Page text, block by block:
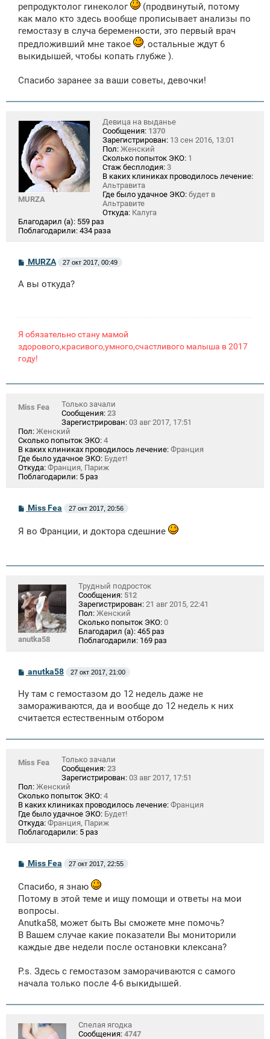
репродуктолог гинеколог
(продвинутый, потому
как мало кто здесь вообще прописывает анализы по
гемостазу в случа беременности, это первый врач
предложивший мне такое
, остальные ждут 6
выкидышей, чтобы копать глубже ).
Спасибо заранее за ваши советы, девочки!
MURZA
Девица на выданье
Сообщения: 1370
Зарегистрирован: 13 сен 2016, 13:01
Пол: Женский
Сколько попыток ЭКО: 1
Стаж бесплодия: 3
В каких клиниках проводилось лечение:
Альтравита
Где было удачное ЭКО: будет в
Альтравите
Откуда: Калуга
Благодарил (а): 559 раз
Поблагодарили: 434 раза
С
б
MURZA 27 окт 2017, 00:49
А вы откуда?
Я обязательно стану мамой
здорового,красивого,умного,счастливого малыша в 2017
году!
Miss Fea
Только зачали
Сообщения: 23
Зарегистрирован: 03 авг 2017, 17:51
Пол: Женский
Сколько попыток ЭКО: 4
В каких клиниках проводилось лечение: Франция
Где было удачное ЭКО: Будет!
Откуда: Франция, Париж
Поблагодарили: 5 раз
С
о
б
и
Miss Fea 27 окт 2017, 20:56
Я во Франции, и доктора сдешние
anutka58
Трудный подросток
Сообщения: 512
Зарегистрирован: 21 авг 2015, 22:41
Пол: Женский
Сколько попыток ЭКО: 0
Благодарил (а): 465 раз
Поблагодарили: 169 раз
С
о
б
щ
н
е
anutka58 27 окт 2017, 21:00
Ну там с гемостазом до 12 недель даже не
замораживаются, да и вообще до 12 недель к них
считается естественным отбором
Miss Fea
Только зачали
Сообщения: 23
Зарегистрирован: 03 авг 2017, 17:51
Пол: Женский
Сколько попыток ЭКО: 4
В каких клиниках проводилось лечение: Франция
Где было удачное ЭКО: Будет!
Откуда: Франция, Париж
Поблагодарили: 5 раз
С
о
б
щ
е
н
и
Miss Fea 27 окт 2017, 22:55
Спасибо, я знаю
Потому в этой теме и ищу помощи и ответы на мои
вопросы.
Anutka58, может быть Вы сможете мне помочь?
В Вашем случае какие показатели Вы мониторили
каждые две недели после остановки клексана?
P.s. Здесь с гемостазом заморачиваются с самого
начала только после 4-6 выкидышей.
Спелая ягодка
Сообщения: 4747